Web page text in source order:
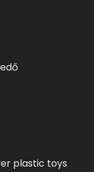
plastic toys